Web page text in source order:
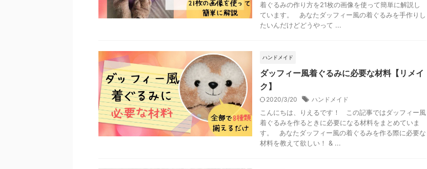
着ぐるみの作り方を21枚の画像を使って簡単に解説し
ています。 あなたダッフィー風の着ぐるみを手作りし
たいんだけどどうやって ...
ハンドメイド
ダッフィー風着ぐるみに必要な材料【リメイ
ク】
2020/3/20 ハンドメイド
こんにちは、りえるです！ この記事ではダッフィー風
着ぐるみを作るときに必要になる材料をまとめていま
す。 あなたダッフィー風の着ぐるみを作る際に必要な
材料を教えて欲しい！ & ...